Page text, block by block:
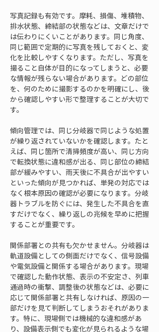
写真記録も有効です。摩耗、損傷、堆積物、
排水状態、締結部の状態などは、文章だけで
は伝わりにくいことがあります。同じ角度、
同じ範囲で定期的に写真を残しておくと、変
化を比較しやすくなります。ただし、写真を
撮ること自体が目的になってしまうと、必要
な情報が残らない場合があります。どの部位
を、何のために撮影するのかを明確にし、後
から確認しやすい形で整理することが大切で
す。
傾向管理では、同じ分岐器で同じような処置
が繰り返されていないかを確認します。たと
えば、同じ箇所で清掃頻度が高い、同じ方向
で転換状態に違和感が出る、同じ部位の締結
部が緩みやすい、雨天後に不具合が出やすい
といった傾向が見つかれば、単発の対応では
なく根本原因の確認が必要になります。分岐
器トラブルを防ぐには、発生した不具合を直
すだけでなく、繰り返しの兆候を早めに把握
することが重要です。
関係部署との共有も欠かせません。分岐器は
軌道設備としての側面だけでなく、信号設備
や電気設備と関係する場合があります。現場
で確認した動作状態、表示の不安定さ、列車
通過時の衝撃、調整後の状態などは、必要に
応じて関係部署と共有しなければ、原因の一
部だけを見て判断してしまうおそれがありま
す。特に、現場側では機械的な違和感があ
り、設備表示側でも変化が見られるような場